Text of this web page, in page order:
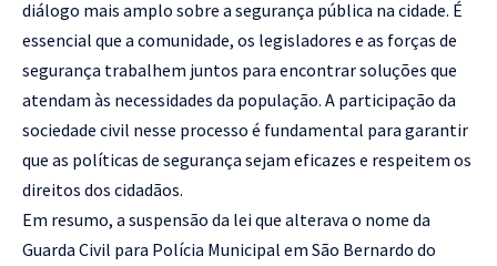
diálogo mais amplo sobre a segurança pública na cidade. É
essencial que a comunidade, os legisladores e as forças de
segurança trabalhem juntos para encontrar soluções que
atendam às necessidades da população. A participação da
sociedade civil nesse processo é fundamental para garantir
que as políticas de segurança sejam eficazes e respeitem os
direitos dos cidadãos.
Em resumo, a suspensão da lei que alterava o nome da
Guarda Civil para Polícia Municipal em São Bernardo do